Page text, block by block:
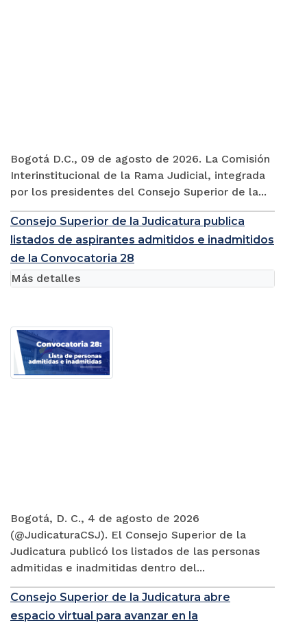
Bogotá D.C., 09 de agosto de 2026. La Comisión
Interinstitucional de la Rama Judicial, integrada
por los presidentes del Consejo Superior de la...
Consejo Superior de la Judicatura publica
listados de aspirantes admitidos e inadmitidos
de la Convocatoria 28
Bogotá, D. C., 4 de agosto de 2026
(@JudicaturaCSJ). El Consejo Superior de la
Judicatura publicó los listados de las personas
admitidas e inadmitidas dentro del...
Más detalles
Consejo Superior de la Judicatura abre
espacio virtual para avanzar en la